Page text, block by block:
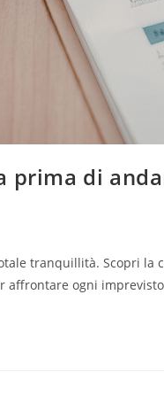
prima di
tranquillità. Scopri la
affrontare ogni